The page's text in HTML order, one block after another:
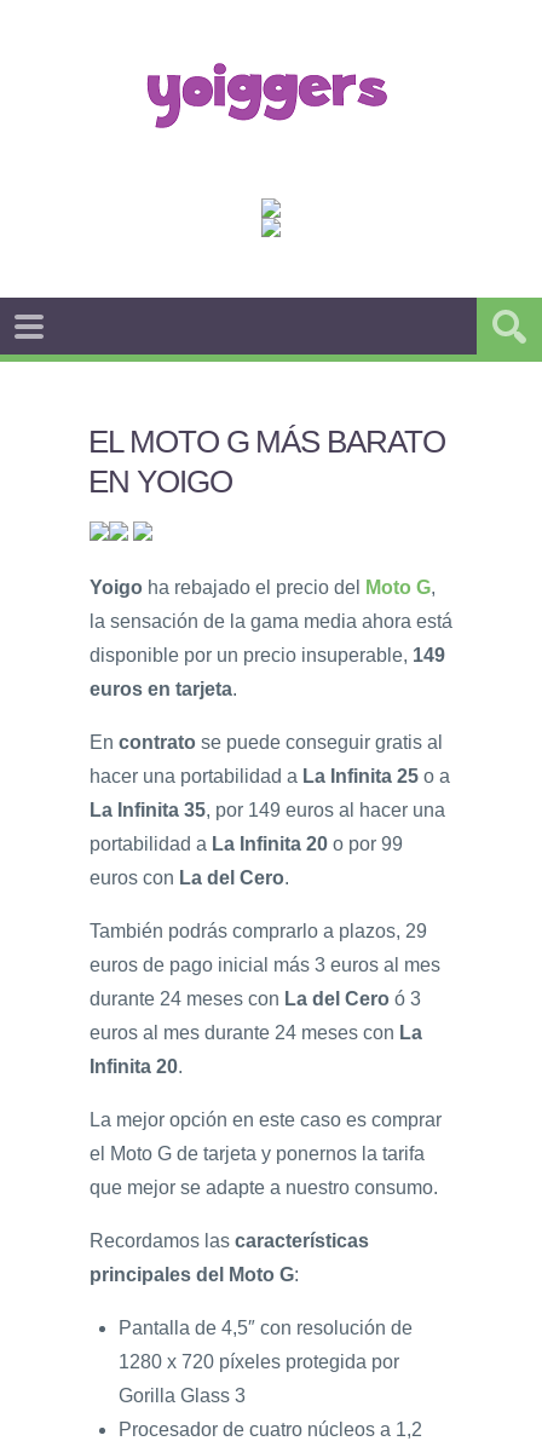
EL MOTO G MÁS BARATO
EN YOIGO
Yoigo ha rebajado el precio del Moto G,
la sensación de la gama media ahora está
disponible por un precio insuperable, 149
euros en tarjeta.
En contrato se puede conseguir gratis al
hacer una portabilidad a La Infinita 25 o a
La Infinita 35, por 149 euros al hacer una
portabilidad a La Infinita 20 o por 99
euros con La del Cero.
También podrás comprarlo a plazos, 29
euros de pago inicial más 3 euros al mes
durante 24 meses con La del Cero ó 3
euros al mes durante 24 meses con La
Infinita 20.
La mejor opción en este caso es comprar
el Moto G de tarjeta y ponernos la tarifa
que mejor se adapte a nuestro consumo.
Recordamos las características
principales del Moto G:
Pantalla de 4,5″ con resolución de
1280 x 720 píxeles protegida por
Gorilla Glass 3
Procesador de cuatro núcleos a 1,2